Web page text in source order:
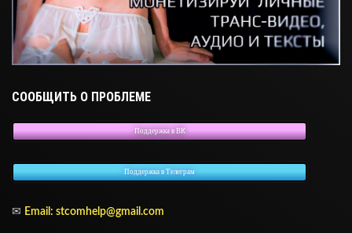
СООБЩИТЬ О ПРОБЛЕМЕ
Поддержка в ВК
Поддержка в Телеграм
✉ Email: stcomhelp@gmail.com